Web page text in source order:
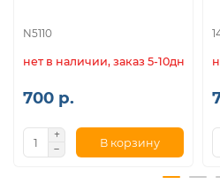
N5110
нет в наличии, заказ 5-10дн.
700 р.
В корзину